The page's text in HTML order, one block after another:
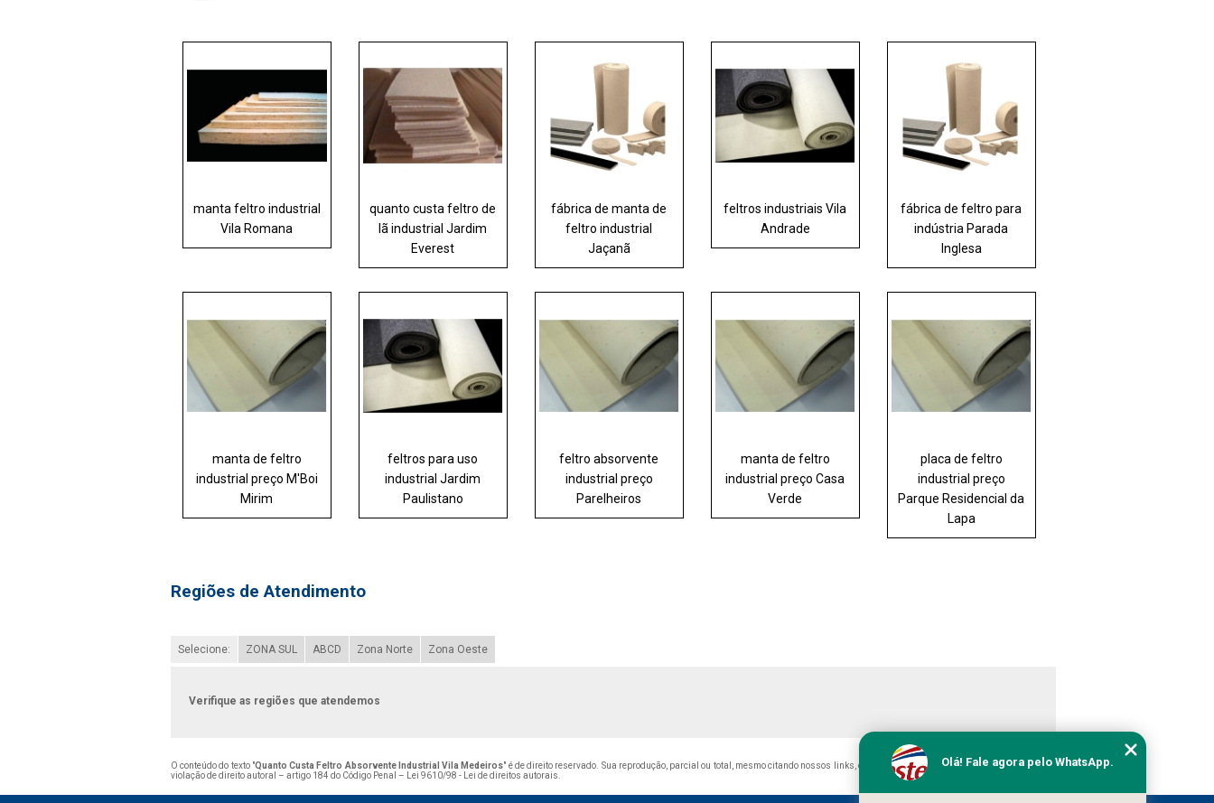
manta feltro industrial
Vila Romana
quanto custa feltro de
lã industrial Jardim
Everest
fábrica de manta de
feltro industrial
Jaçanã
feltros industriais Vila
Andrade
fábrica de feltro para
indústria Parada
Inglesa
manta de feltro
industrial preço M'Boi
Mirim
feltros para uso
industrial Jardim
Paulistano
feltro absorvente
industrial preço
Parelheiros
manta de feltro
industrial preço Casa
Verde
placa de feltro
industrial preço
Parque Residencial da
Lapa
Regiões de Atendimento
Selecione: ZONA SUL ABCD Zona Norte Zona Oeste
Verifique as regiões que atendemos
O conteúdo do texto "Quanto Custa Feltro Absorvente Industrial Vila Medeiros" é de direito reservado. Sua reprodução, parcial ou total, mesmo citando nossos links, é proibida sem a autorização do autor. Crime de
violação de direito autoral – artigo 184 do Código Penal –
Lei 9610/98 - Lei de direitos autorais
Olá! Fale agora pelo WhatsApp.